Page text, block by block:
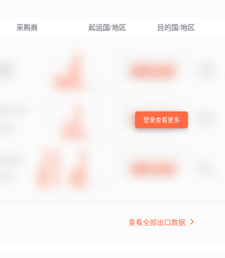
采购商 起运国/地区 目的国/地区
登录查看更多
查看全部出口数据